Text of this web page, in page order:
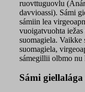
ruovttuguovlu
davvioassi). Sámi
sámiin lea
vuoigatvuohta
suomagiela. Vaikke
suomagiela,
sámegillii olbmo nu
Sámi